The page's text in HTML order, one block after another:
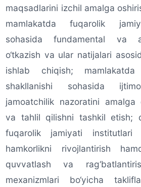
maqsadlarini izchil amalga
mamlakatda fuqarolik
sohasida fundamental va
o‘tkazish va ular natijalari
ishlab chiqish;
shakllanishi sohasida
jamoatchilik nazoratini amalga
va tahlil qilishni tashkil etish;
fuqarolik jamiyati institutlari
hamkorlikni rivojlantirish
quvvatlash va
mexanizmlari bo‘yicha